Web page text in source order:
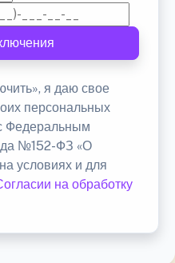
я даю свое
персональных
Федеральным
№152-ФЗ «О
условиях и для
на обработку